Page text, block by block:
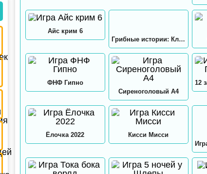
Айс крим 6
Грибные истории: Кликер
ФНФ Гипно
Сиреноголовый А4
Ёлочка 2022
Кисси Мисси